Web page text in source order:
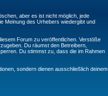
aber es ist nicht möglich, jede
Meinung des Urhebers wiedergibt und
Forum zu veröffentlichen. Verstöße
Du räumst den Betreibern,
Du stimmst zu, dass die im Rahmen
sondern dienen ausschließlich deinem